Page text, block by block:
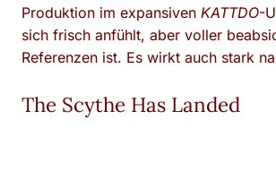
Produktion im expansiven KATTDO-
sich frisch anfühlt, aber voller
Referenzen ist. Es wirkt auch stark
The Scythe Has Landed